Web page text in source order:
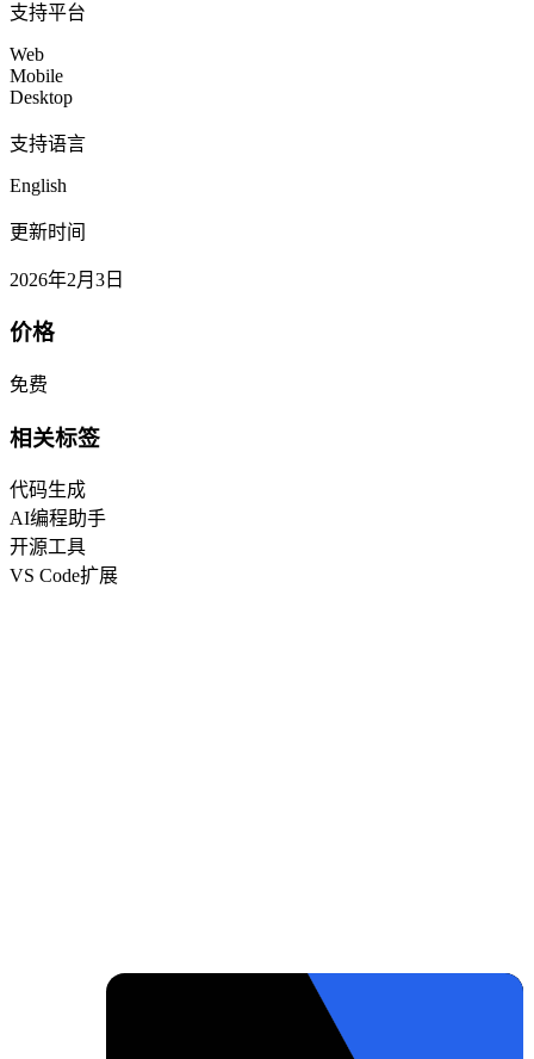
支持平台
Web
Mobile
Desktop
支持语言
English
更新时间
2026年2月3日
价格
免费
相关标签
代码生成
AI编程助手
开源工具
VS Code扩展